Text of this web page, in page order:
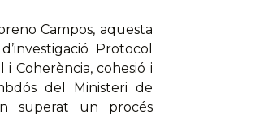
Campos, aquesta
Protocol
i Coherència, cohesió i
del Ministeri de
superat un procés